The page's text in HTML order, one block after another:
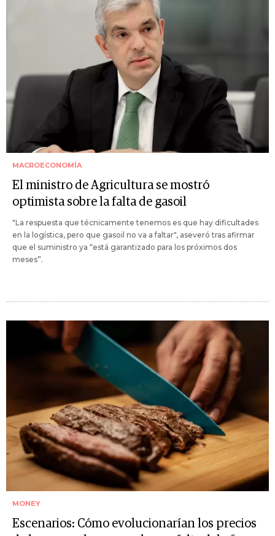
MACROECONOMÍA
El ministro de Agricultura se mostró
optimista sobre la falta de gasoil
"La respuesta que técnicamente tenemos es que hay dificultades
en la logística, pero que gasoil no va a faltar", aseveró tras afirmar
que el suministro ya “está garantizado para los próximos dos
meses”.
MONEY
Escenarios: Cómo evolucionarían los precios